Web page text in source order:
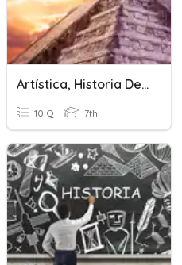
Artística, Historia Del Arte Precolombino 7mo Grado.
10 Q 7th